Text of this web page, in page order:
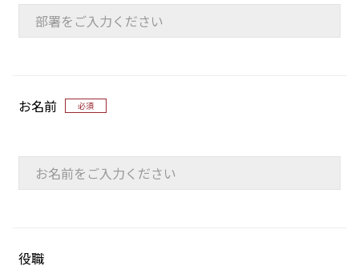
お名前 必須
役職